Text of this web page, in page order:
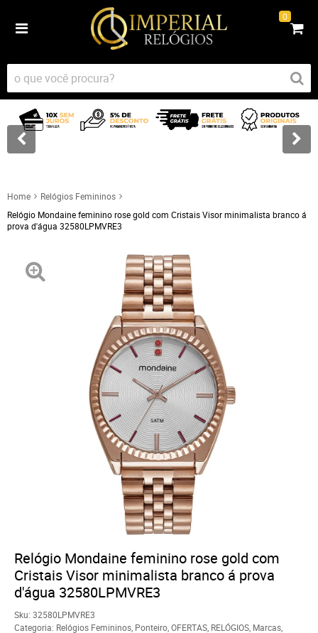
0
Home
Relógios Femininos
Relógio Mondaine feminino rose gold com Cristais Visor minimalista branco á
prova d'água 32580LPMVRE3
Relógio Mondaine feminino rose gold com
Cristais Visor minimalista branco á prova
d'água 32580LPMVRE3
Sku: 32580LPMVRE3
Categoria: Relógios Femininos Ponteiro OFERTAS RELÓGIOS Marcas